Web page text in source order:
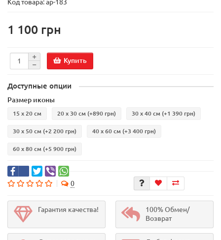
Код товара:ар-183
1 100 грн
Купить
Доступные опции
Размер иконы
15 х 20 см 20 х 30 см (+890 грн) 30 х 40 см (+1 390 грн)
30 х 50 см (+2 200 грн) 40 х 60 см (+3 400 грн)
60 х 80 см (+5 900 грн)
0
Гарантия качества!
100% Обмен/
Возврат